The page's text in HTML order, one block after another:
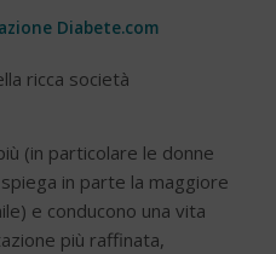
Diabete.com
ricca società
(in particolare le donne
in parte la maggiore
e conducono una vita
più raffinata,